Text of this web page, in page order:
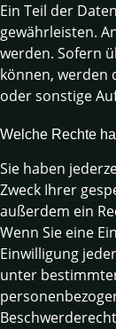
Ein Teil der
gewährleisten.
werden. Sofern
können, werden
oder sonstige
Welche Rechte
Sie haben
Zweck Ihrer
außerdem ein
Wenn Sie eine
Einwilligung
unter